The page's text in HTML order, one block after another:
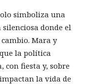
simboliza una
donde el
Mara y
la política
con fiesta y, sobre
la vida de